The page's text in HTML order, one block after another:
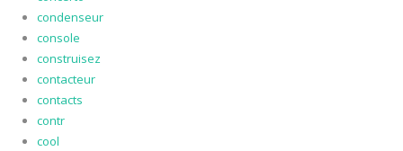
condenseur
console
construisez
contacteur
contacts
contr
cool